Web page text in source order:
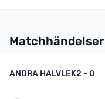
Matchhändelser
ANDRA HALVLEK2 - 0